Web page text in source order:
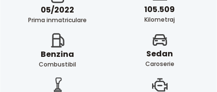
05/2022
Prima inmatriculare
105.509
Kilometraj
Benzina
Combustibil
Sedan
Caroserie